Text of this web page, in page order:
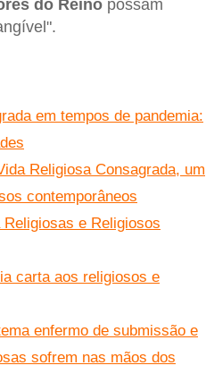
do Reino possam
em tempos de pandemia:
Religiosa Consagrada, um
contemporâneos
e Religiosos
carta aos religiosos e
enfermo de submissão e
sofrem nas mãos dos